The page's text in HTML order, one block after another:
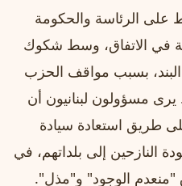
على الرئاسة والحكومة
في الاتفاق، وسط شكوك
بسبب مواقف الحزب
مسؤولون لبنانيون أن
طريق استعادة سيادة
النازحين إلى بلداتهم، في
"منعدم الوجود" و"مذل".